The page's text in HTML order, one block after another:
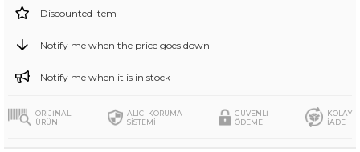
Discounted Item
Notify me when the price goes down
Notify me when it is in stock
ORİJİNAL
ÜRÜN
ALICI KORUMA
SİSTEMİ
GÜVENLİ
ÖDEME
KOLAY
İADE